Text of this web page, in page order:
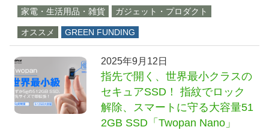
家電・生活用品・雑貨 ガジェット・プロダクト
オススメ GREEN FUNDING
2025年9月12日
指先で開く、世界最小クラスの
セキュアSSD！ 指紋でロック
解除、スマートに守る大容量51
2GB SSD「Twopan Nano」